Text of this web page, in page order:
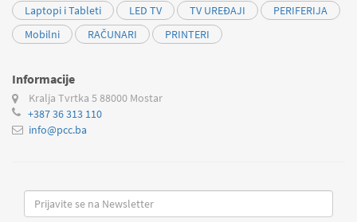
Laptopi i Tableti
LED TV TV UREĐAJI
PERIFERIJA
Mobilni
RAČUNARI PRINTERI
Informacije
Kralja Tvrtka 5 88000 Mostar
+387 36 313 110
info@pcc.ba